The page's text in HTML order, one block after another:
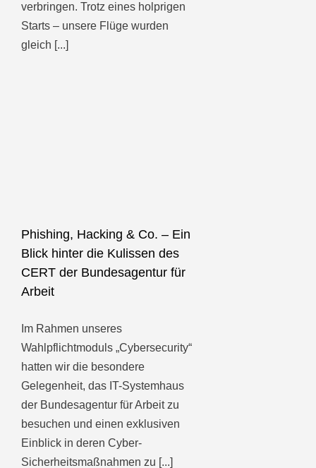
verbringen. Trotz eines holprigen
Starts – unsere Flüge wurden
gleich [...]
Phishing, Hacking & Co. – Ein
Blick hinter die Kulissen des
CERT der Bundesagentur für
Arbeit
Im Rahmen unseres
Wahlpflichtmoduls „Cybersecurity“
hatten wir die besondere
Gelegenheit, das IT-Systemhaus
der Bundesagentur für Arbeit zu
besuchen und einen exklusiven
Einblick in deren Cyber-
Sicherheitsmaßnahmen zu [...]